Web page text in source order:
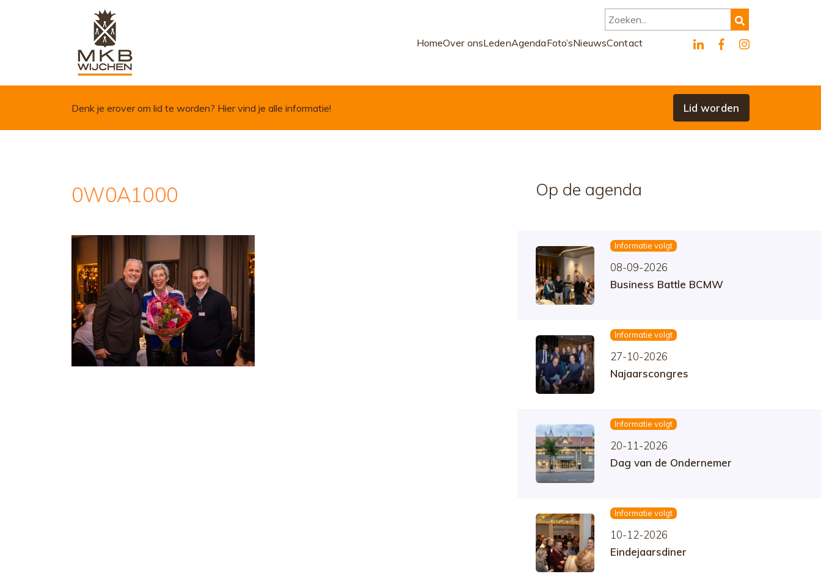
HomeOver onsLedenAgendaFoto’sNieuwsContact
Zoeken...
Denk je erover om lid te worden? Hier vind je alle informatie! Lid worden
0W0A1000 Op de agenda
Informatie volgt
08-09-2026
Business Battle BCMW
Informatie volgt
27-10-2026
Najaarscongres
Informatie volgt
20-11-2026
Dag van de Ondernemer
Informatie volgt
10-12-2026
Eindejaarsdiner